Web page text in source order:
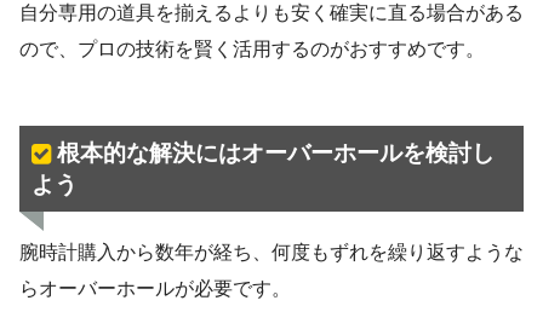
自分専用の道具を揃えるよりも安く確実に直る場合がある
ので、プロの技術を賢く活用するのがおすすめです。
根本的な解決にはオーバーホールを検討し
よう
腕時計購入から数年が経ち、何度もずれを繰り返すような
らオーバーホールが必要です。